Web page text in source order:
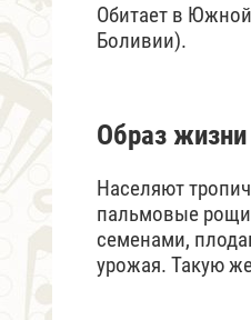
Обитает в
Боливии).
Образ жизни
Населяют
пальмовые
семенами,
урожая. Такую